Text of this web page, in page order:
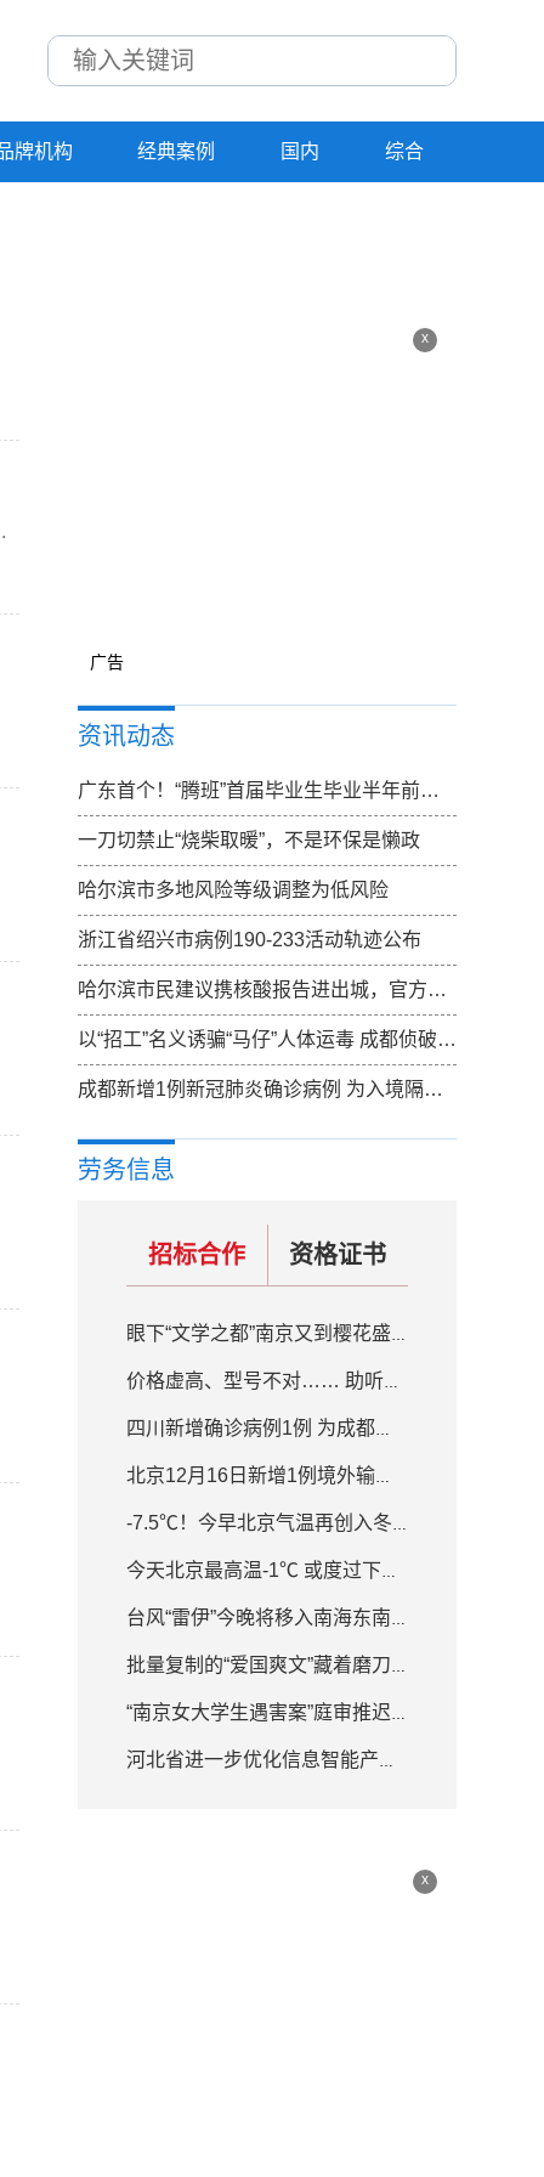
牌机构 经典案例 国内 综合
x
广告
资讯动态
广东首个！“腾班”首届毕业生毕业半年前确定去向
一刀切禁止“烧柴取暖”，不是环保是懒政
哈尔滨市多地风险等级调整为低风险
浙江省绍兴市病例190-233活动轨迹公布
哈尔滨市民建议携核酸报告进出城，官方：已向上反映，一起期待结果
以“招工”名义诱骗“马仔”人体运毒 成都侦破特大跨国涉黑走私毒品案
成都新增1例新冠肺炎确诊病例 为入境隔离场所工作人员
劳务信息
招标合作 资格证书
眼下“文学之都”南京又到樱花盛开的季节
价格虚高、型号不对…… 助听器质量良莠不齐
四川新增确诊病例1例 为成都入境人员隔离场所工作人员
北京12月16日新增1例境外输入确诊病例
-7.5℃！今早北京气温再创入冬新低 白天最高气温-1℃
今天北京最高温-1℃ 或度过下半年来最冷白天
台风“雷伊”今晚将移入南海东南部海面 强度逐渐增强
批量复制的“爱国爽文”藏着磨刀霍霍
“南京女大学生遇害案”庭审推迟 律师详解何为排除非法证据
河北省进一步优化信息智能产业布局
x